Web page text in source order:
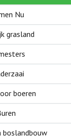
Nu
grasland
boeren
boslandbouw